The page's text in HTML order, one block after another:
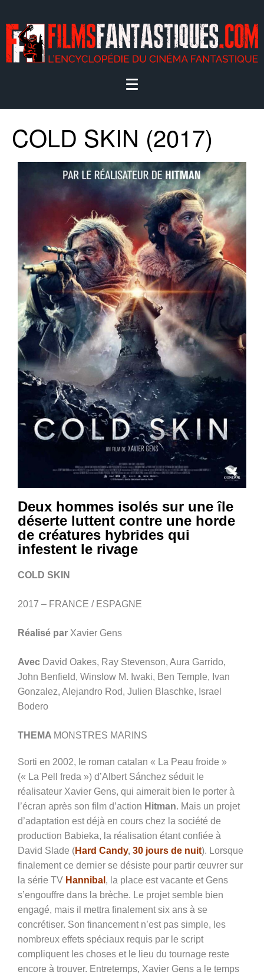
COLD SKIN (2017)
Deux hommes isolés sur une île
déserte luttent contre une horde
de créatures hybrides qui
infestent le rivage
COLD SKIN
2017 – FRANCE / ESPAGNE
Réalisé par Xavier Gens
Avec David Oakes, Ray Stevenson, Aura Garrido,
John Benfield, Winslow M. Iwaki, Ben Temple, Ivan
Gonzalez, Alejandro Rod, Julien Blaschke, Israel
Bodero
THEMA MONSTRES MARINS
Sorti en 2002, le roman catalan « La Peau froide »
(« La Pell freda ») d’Albert Sánchez séduit le
réalisateur Xavier Gens, qui aimerait bien le porter à
l’écran après son film d’action Hitman. Mais un projet
d’adaptation est déjà en cours chez la société de
production Babieka, la réalisation étant confiée à
David Slade (Hard Candy, 30 jours de nuit). Lorsque
finalement ce dernier se désiste pour partir œuvrer sur
la série TV Hannibal , la place est vacante et Gens
s’engouffre dans la brèche. Le projet semble bien
engagé, mais il mettra finalement six ans à se
concrétiser. Son financement n’est pas simple, les
nombreux effets spéciaux requis par le script
compliquent les choses et le lieu du tournage reste
encore à trouver. Entretemps, Xavier Gens a le temps